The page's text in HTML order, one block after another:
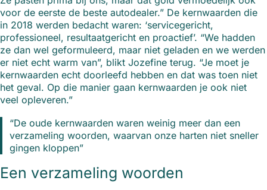
voor de eerste de beste autodealer.” De kernwaarden die
in 2018 werden bedacht waren: ‘servicegericht,
professioneel, resultaatgericht en proactief’. “We hadden
ze dan wel geformuleerd, maar niet geladen en we werden
er niet echt warm van”, blikt Jozefine terug. “Je moet je
kernwaarden echt doorleefd hebben en dat was toen niet
het geval. Op die manier gaan kernwaarden je ook niet
veel opleveren.”
“De oude kernwaarden waren weinig meer dan een
verzameling woorden, waarvan onze harten niet sneller
gingen kloppen”
Een verzameling woorden